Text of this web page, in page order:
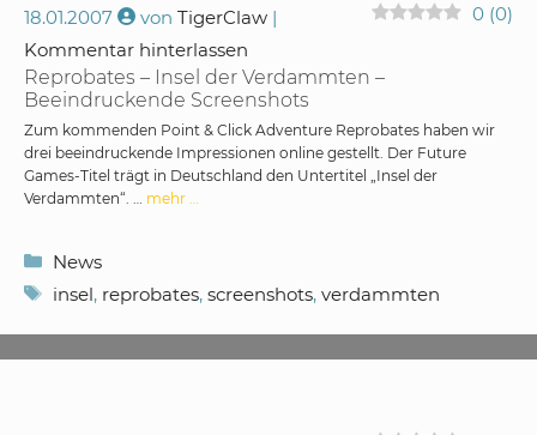
Reprobates – Insel der Verdammten –
Beeindruckende Screenshots
18.01.2007 von TigerClaw 0 (0)
Kommentar hinterlassen
Zum kommenden Point & Click Adventure Reprobates haben wir
drei beeindruckende Impressionen online gestellt. Der Future
Games-Titel trägt in Deutschland den Untertitel „Insel der
Verdammten“. … mehr …
Kategorien
News
Schlagwörter
insel, reprobates, screenshots, verdammten